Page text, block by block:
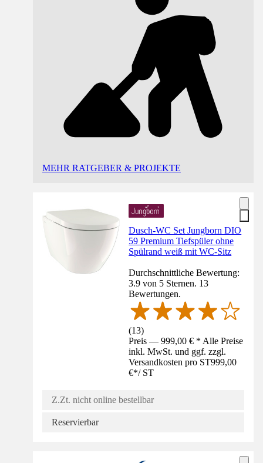
MEHR RATGEBER & PROJEKTE
Dusch-WC Set Jungborn DIO
59 Premium Tiefspüler ohne
Spülrand weiß mit WC-Sitz
Durchschnittliche Bewertung:
3.9 von 5 Sternen. 13
Bewertungen.
(13)
Preis — 999,00 € * Alle Preise
inkl. MwSt. und ggf. zzgl.
Versandkosten pro ST999,00
€*/ ST
Z.Zt. nicht online bestellbar
Reservierbar